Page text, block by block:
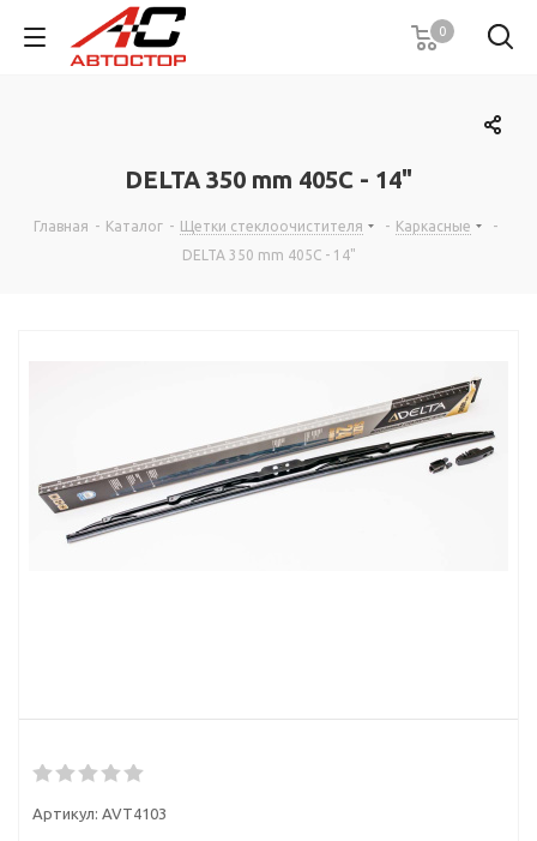
0
DELTA 350 mm 405C - 14"
Главная - Каталог - Щетки стеклоочистителя - Каркасные
-
DELTA 350 mm 405C - 14"
Артикул: AVT4103